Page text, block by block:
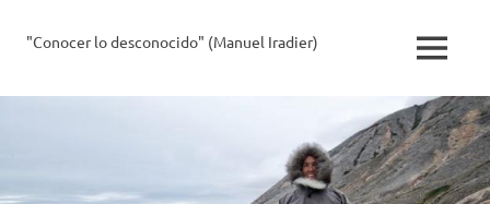
La
"Conocer lo desconocido" (Manuel Iradier)
MENÚ